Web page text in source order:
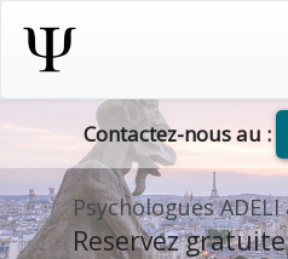
Contactez-nous au :
Psychologues ADELI
Reservez